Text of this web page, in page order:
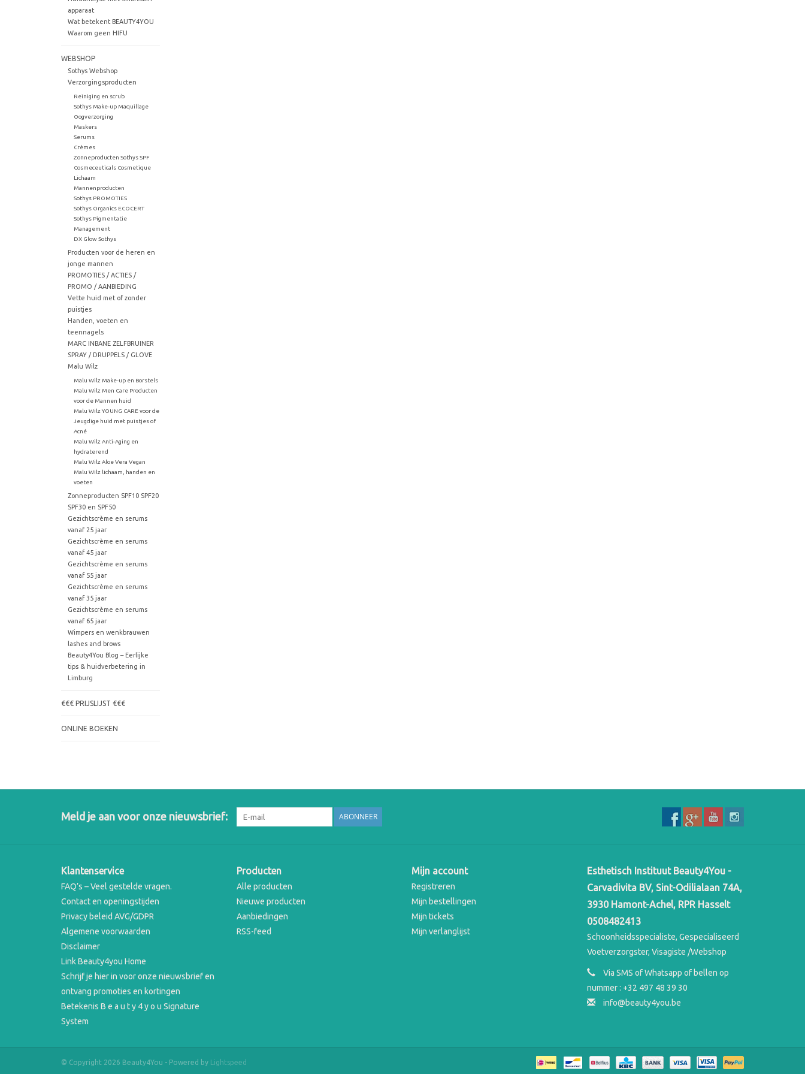
apparaat
Wat betekent BEAUTY4YOU
Waarom geen HIFU
WEBSHOP
Sothys Webshop
Verzorgingsproducten
Reiniging en scrub
Sothys Make-up Maquillage
Oogverzorging
Maskers
Serums
Crèmes
Zonneproducten Sothys SPF
Cosmeceuticals Cosmetique
Lichaam
Mannenproducten
Sothys PROMOTIES
Sothys Organics ECOCERT
Sothys Pigmentatie
Management
DX Glow Sothys
Producten voor de heren en
jonge mannen
PROMOTIES / ACTIES /
PROMO / AANBIEDING
Vette huid met of zonder
puistjes
Handen, voeten en
teennagels
MARC INBANE ZELFBRUINER
SPRAY / DRUPPELS / GLOVE
Malu Wilz
Malu Wilz Make-up en Borstels
Malu Wilz Men Care Producten
voor de Mannen huid
Malu Wilz YOUNG CARE voor de
Jeugdige huid met puistjes of
Acné
Malu Wilz Anti-Aging en
hydraterend
Malu Wilz Aloe Vera Vegan
Malu Wilz lichaam, handen en
voeten
Zonneproducten SPF10 SPF20
SPF30 en SPF50
Gezichtscrème en serums
vanaf 25 jaar
Gezichtscrème en serums
vanaf 45 jaar
Gezichtscrème en serums
vanaf 55 jaar
Gezichtscrème en serums
vanaf 35 jaar
Gezichtscrème en serums
vanaf 65 jaar
Wimpers en wenkbrauwen
lashes and brows
Beauty4You Blog – Eerlijke
tips & huidverbetering in
Limburg
€€€ PRIJSLIJST €€€
ONLINE BOEKEN
Meld je aan voor onze nieuwsbrief: ABONNEER
Klantenservice
FAQ’s – Veel gestelde vragen.
Contact en openingstijden
Privacy beleid AVG/GDPR
Algemene voorwaarden
Disclaimer
Link Beauty4you Home
Schrijf je hier in voor onze nieuwsbrief en
ontvang promoties en kortingen
Betekenis B e a u t y 4 y o u Signature
System
Producten
Alle producten
Nieuwe producten
Aanbiedingen
RSS-feed
Mijn account
Registreren
Mijn bestellingen
Mijn tickets
Mijn verlanglijst
Esthetisch Instituut Beauty4You -
Carvadivita BV, Sint-Odilialaan 74A,
3930 Hamont-Achel, RPR Hasselt
0508482413
Schoonheidsspecialiste, Gespecialiseerd
Voetverzorgster, Visagiste /Webshop
Via SMS of Whatsapp of bellen op
nummer : +32 497 48 39 30
info@beauty4you.be
© Copyright 2026 Beauty4You - Powered by Lightspeed